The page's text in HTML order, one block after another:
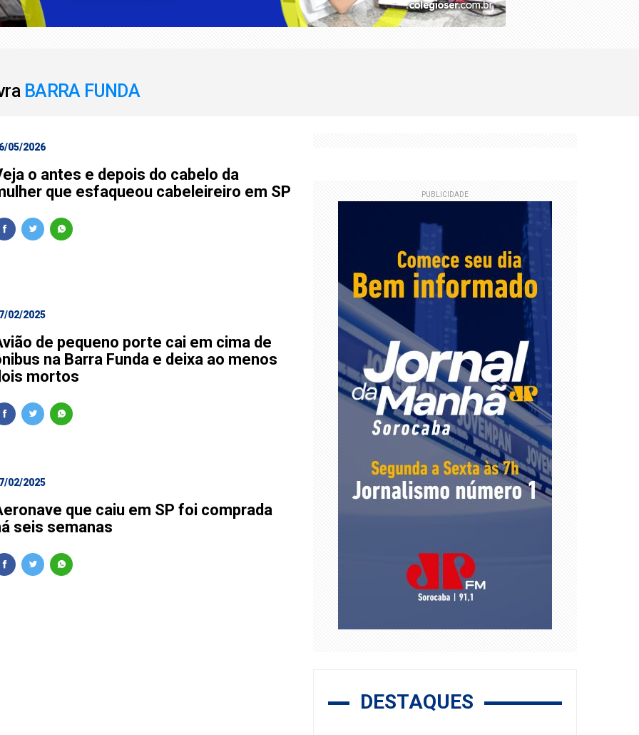
R$ 62,5 bilhões para bets em 2025
BARRA FUNDA
05/2026
o antes e depois do cabelo da
que esfaqueou cabeleireiro em SP
02/2025
de pequeno porte cai em cima de
na Barra Funda e deixa ao menos
mortos
02/2025
que caiu em SP foi comprada
seis semanas
PUBLICIDADE
DESTAQUES